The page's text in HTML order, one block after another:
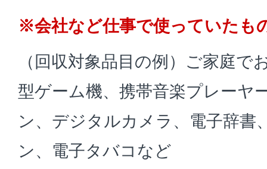
※会社など仕事で使っていたも
（回収対象品目の例）ご家庭で
型ゲーム機、携帯音楽プレーヤ
ン、デジタルカメラ、電子辞書
ン、電子タバコなど